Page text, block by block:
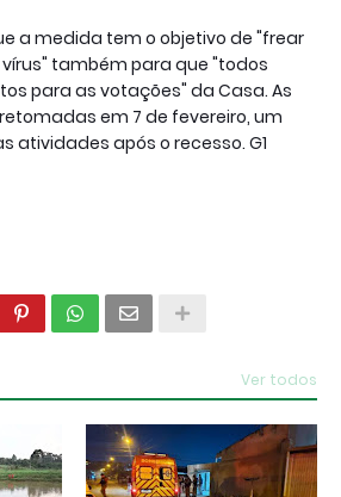
a medida tem o objetivo de "frear
também para que "todos
para as votações" da Casa. As
em 7 de fevereiro, um
atividades após o recesso. G1
Ver todos